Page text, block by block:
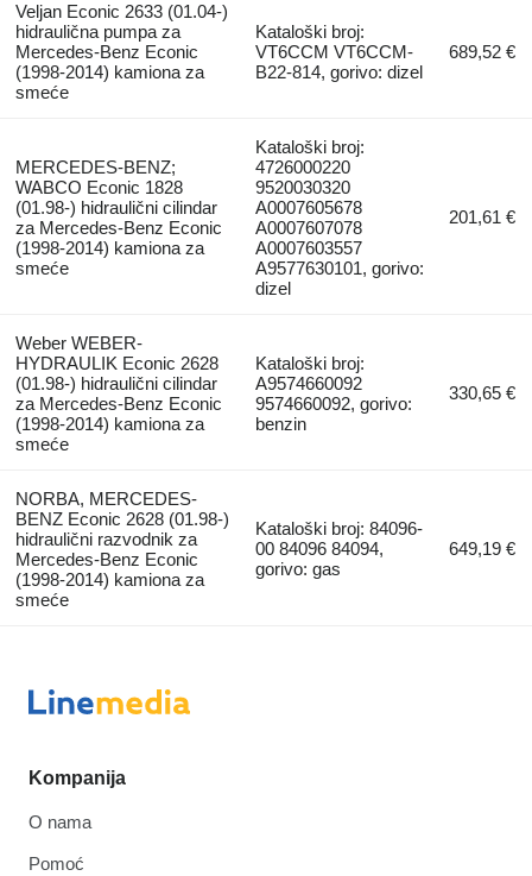
Veljan Econic 2633 (01.04-)
hidraulična pumpa za
Mercedes-Benz Econic
(1998-2014) kamiona za
smeće
Kataloški broj:
VT6CCM VT6CCM-
B22-814, gorivo: dizel
689,52 €
MERCEDES-BENZ;
WABCO Econic 1828
(01.98-) hidraulični cilindar
za Mercedes-Benz Econic
(1998-2014) kamiona za
smeće
Kataloški broj:
4726000220
9520030320
A0007605678
A0007607078
A0007603557
A9577630101, gorivo:
dizel
201,61 €
Weber WEBER-
HYDRAULIK Econic 2628
(01.98-) hidraulični cilindar
za Mercedes-Benz Econic
(1998-2014) kamiona za
smeće
Kataloški broj:
A9574660092
9574660092, gorivo:
benzin
330,65 €
NORBA, MERCEDES-
BENZ Econic 2628 (01.98-)
hidraulični razvodnik za
Mercedes-Benz Econic
(1998-2014) kamiona za
smeće
Kataloški broj: 84096-
00 84096 84094,
gorivo: gas
649,19 €
Kompanija
O nama
Pomoć